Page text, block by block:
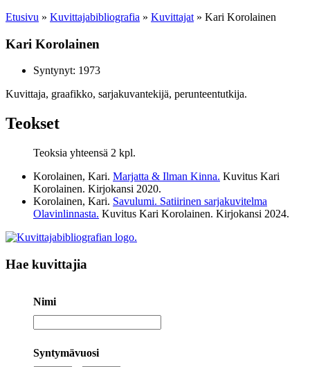
Etusivu » Kuvittaja­bibliografia » Kuvittajat » Kari Korolainen
Kari Korolainen
Syntynyt: 1973
Kuvittaja, graafikko, sarjakuvantekijä, perunteentutkija.
Teokset
Teoksia yhteensä 2 kpl.
Korolainen, Kari. Marjatta & Ilman Kinna. Kuvitus Kari
Korolainen. Kirjokansi 2020.
Korolainen, Kari. Savulumi. Satiirinen sarjakuvitelma
Olavinlinnasta. Kuvitus Kari Korolainen. Kirjokansi 2024.
Hae kuvittajia
Nimi
Syntymävuosi